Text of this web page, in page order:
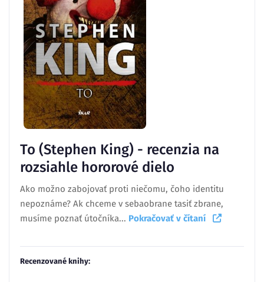
To (Stephen King) - recenzia na
rozsiahle hororové dielo
Ako možno zabojovať proti niečomu, čoho identitu
nepoznáme? Ak chceme v sebaobrane tasiť zbrane,
musíme poznať útočníka... Pokračovať v čítaní
Recenzované knihy: